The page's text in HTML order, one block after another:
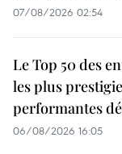
07/08/2026 02:54
Le Top 50 des
les plus
performantes
06/08/2026 16:05